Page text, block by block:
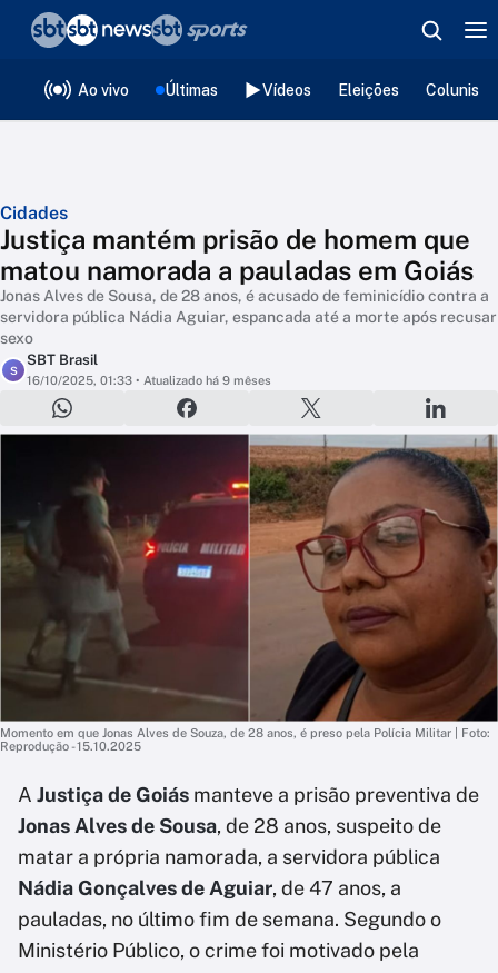
Ao vivo Últimas Vídeos Eleições
Cidades
Justiça mantém prisão de homem que
matou namorada a pauladas em Goiás
Jonas Alves de Sousa, de 28 anos, é acusado de feminicídio contra a
servidora pública Nádia Aguiar, espancada até a morte após recusar
sexo
S
SBT Brasil
16/10/2025, 01:33 • Atualizado há 9 mêses
Momento em que Jonas Alves de Souza, de 28 anos, é preso pela Polícia Militar | Foto:
Reprodução - 15.10.2025
A Justiça de Goiás manteve a prisão preventiva de
Jonas Alves de Sousa, de 28 anos, suspeito de
matar a própria namorada, a servidora pública
Nádia Gonçalves de Aguiar, de 47 anos, a
pauladas, no último fim de semana. Segundo o
Ministério Público, o crime foi motivado pela
❮voltar
Editorias